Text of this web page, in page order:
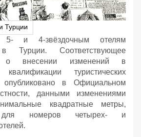
Турции
5- и 4-звёздочным отелям
в Турции. Соответствующее
о внесении изменений в
туристических
в Официальном
данными изменениями
квадратные метры,
для номеров четырех- и